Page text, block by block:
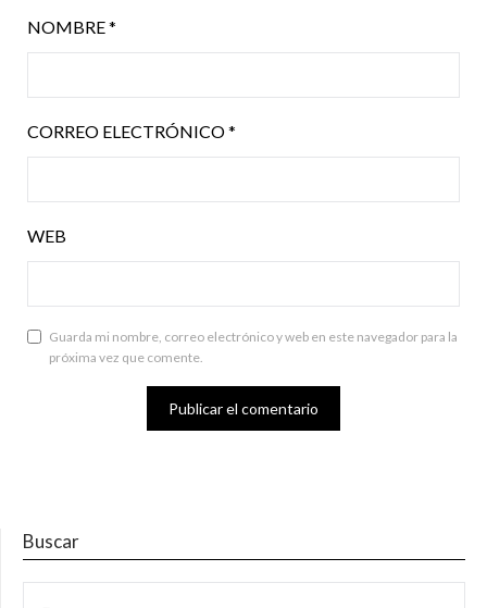
NOMBRE*
CORREO ELECTRÓNICO*
WEB
Guarda mi nombre, correo electrónico y web en este navegador para la
próxima vez que comente.
Buscar